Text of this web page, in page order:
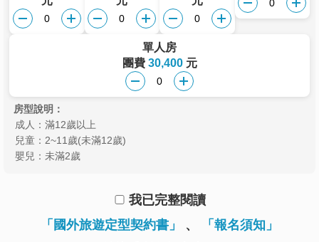
單人房
團費 30,400元
房型說明：
成人：滿12歲以上
兒童：2~11歲(未滿12歲)
嬰兒：未滿2歲
我已完整閱讀
「國外旅遊定型契約書」
、
「報名須知」